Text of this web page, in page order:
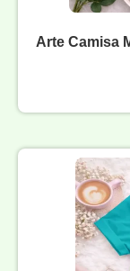
Arte Camisa